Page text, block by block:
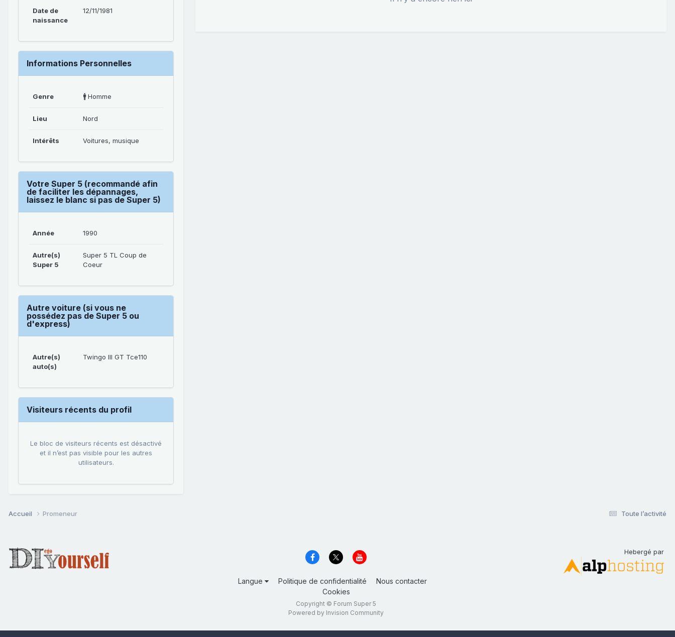
Date de
naissance
12/11/1981
Informations Personnelles
Genre 🚹 Homme
Lieu Nord
Intérêts Voitures, musique
Votre Super 5 (recommandé afin
de faciliter les dépannages,
laissez le blanc si pas de Super 5)
Année 1990
Autre(s)
Super 5
Super 5 TL Coup de
Coeur
Autre voiture (si vous ne
possédez pas de Super 5 ou
d'express)
Autre(s)
auto(s)
Twingo III GT Tce110
Visiteurs récents du profil
Le bloc de visiteurs récents est désactivé
et il n’est pas visible pour les autres
utilisateurs.
Toute l’activité
Accueil Promeneur
Langue Politique de confidentialité
Nous contacter
Cookies
Copyright © Forum Super 5
Powered by Invision Community
Hebergé par